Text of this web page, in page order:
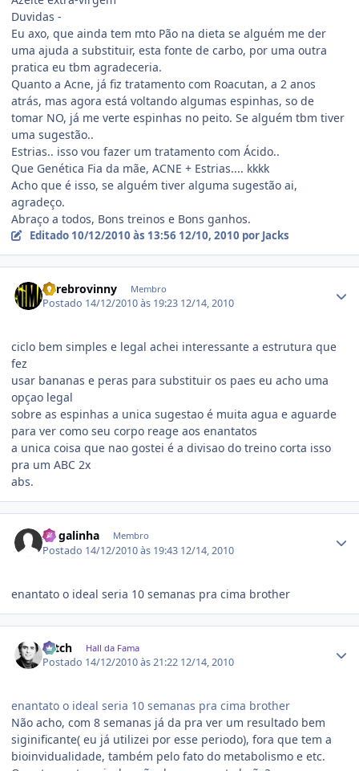
Duvidas -
Eu axo, que ainda tem mto Pão na dieta se alguém me der
uma ajuda a substituir, esta fonte de carbo, por uma outra
pratica eu tbm agradeceria.
Quanto a Acne, já fiz tratamento com Roacutan, a 2 anos
atrás, mas agora está voltando algumas espinhas, so de
tomar NO, já me verte espinhas no peito. Se alguém tbm tiver
uma sugestão..
Estrias.. isso vou fazer um tratamento com Ácido..
Que Genética Fia da mãe, ACNE + Estrias.... kkkk
Acho que é isso, se alguém tiver alguma sugestão ai,
agradeço.
Abraço a todos, Bons treinos e Bons ganhos.
Editado 10/12/2010 às 13:56 12/10, 2010 por Jacks
Cerebrovinny Membro
Postado 14/12/2010 às 19:23 12/14, 2010
ciclo bem simples e legal achei interessante a estrutura que
fez
usar bananas e peras para substituir os paes eu acho uma
opçao legal
sobre as espinhas a unica sugestao é muita agua e aguarde
para ver como seu corpo reage aos enantatos
a unica coisa que nao gostei é a divisao do treino corta isso
pra um ABC 2x
abs.
Zé galinha Membro
Postado 14/12/2010 às 19:43 12/14, 2010
enantato o ideal seria 10 semanas pra cima brother
Hitch Hall da Fama
Postado 14/12/2010 às 21:22 12/14, 2010
enantato o ideal seria 10 semanas pra cima brother
Não acho, com 8 semanas já da pra ver um resultado bem
siginificante( eu já utilizei por esse periodo), fora que tem a
bioinvidualidade, também pelo fato do metabolismo e etc.